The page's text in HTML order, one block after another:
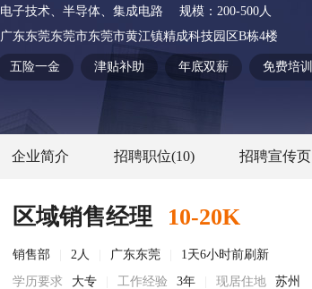
电子技术、半导体、集成电路 规模： 200-500人
广东东莞东莞市东莞市黄江镇精成科技园区B栋4楼
五险一金 津贴补助 年底双薪 免费培训
企业简介 招聘职位(10) 招聘宣传页
区域销售经理 10-20K
销售部 2人 广东东莞
1天6小时前刷新
学历要求
大专 工作经验 3年 现居住地 苏州